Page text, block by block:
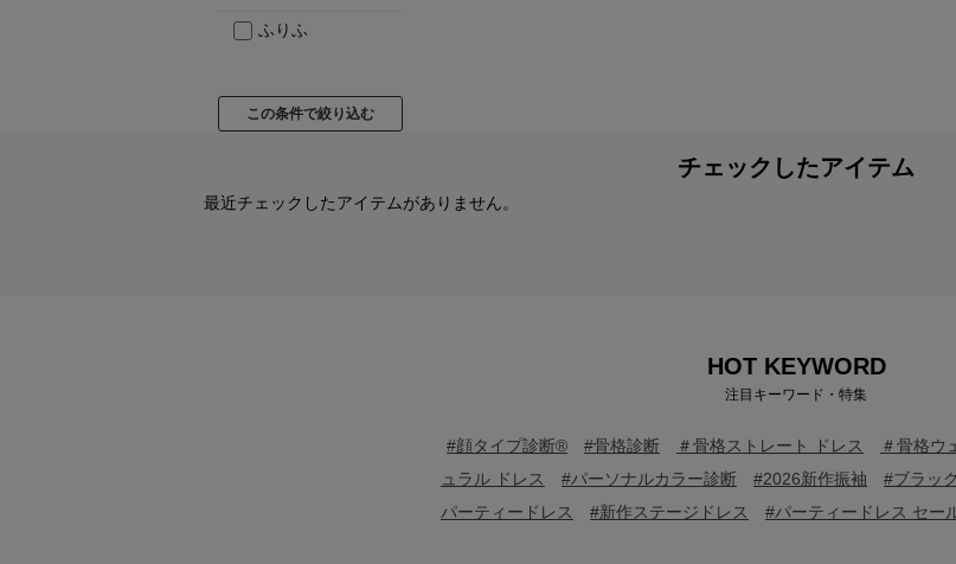
ふりふ
チェックしたアイテム
最近チェックしたアイテムがありません。
HOT KEYWORD
注目キーワード・特集
#顔タイプ診断® #骨格診断 ＃骨格ストレート ドレス ＃骨格ウ
ュラル ドレス
#パーソナルカラー診断 #2026新作振袖 #ブラッ
パーティードレス
#新作ステージドレス #パーティードレス セー